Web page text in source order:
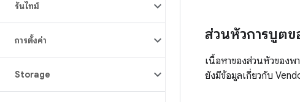
รันไทม์
การตั้งค่า
Storage
ส่วนหัวการบูตข
เนื้อหาของส่วนหัวของพ
ยังมีข้อมูลเกี่ยวกับ